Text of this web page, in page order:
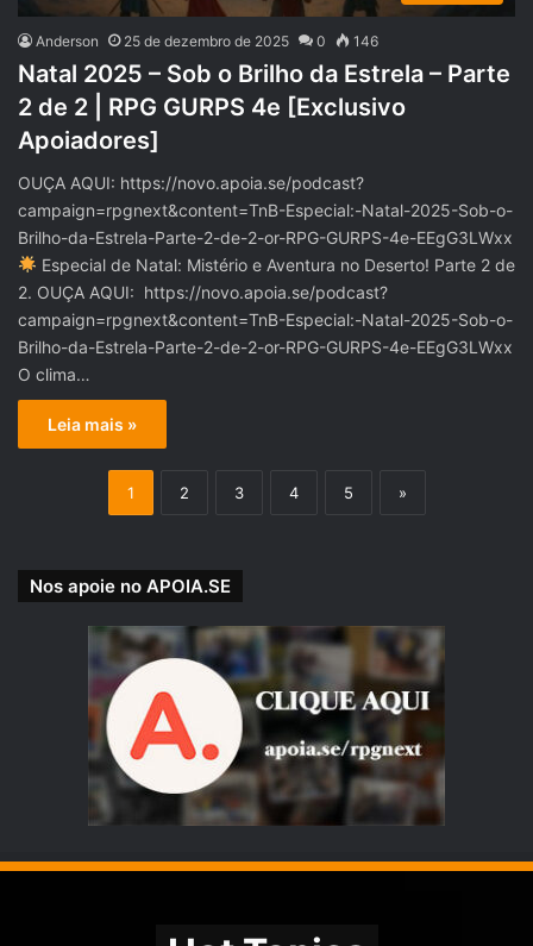
Anderson 25 de dezembro de 2025 0 146
Natal 2025 – Sob o Brilho da Estrela – Parte
2 de 2 | RPG GURPS 4e [Exclusivo
Apoiadores]
OUÇA AQUI: https://novo.apoia.se/podcast?
campaign=rpgnext&content=TnB-Especial:-Natal-2025-Sob-o-
Brilho-da-Estrela-Parte-2-de-2-or-RPG-GURPS-4e-EEgG3LWxx
Especial de Natal: Mistério e Aventura no Deserto! Parte 2 de
2. OUÇA AQUI: https://novo.apoia.se/podcast?
campaign=rpgnext&content=TnB-Especial:-Natal-2025-Sob-o-
Brilho-da-Estrela-Parte-2-de-2-or-RPG-GURPS-4e-EEgG3LWxx
O clima…
Leia mais »
1 2 3 4 5 »
Nos apoie no APOIA.SE